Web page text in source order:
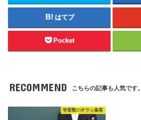
はてブ
Pocket
RECOMMEND こちらの記事も人気です。
学習塾のチラシ集客